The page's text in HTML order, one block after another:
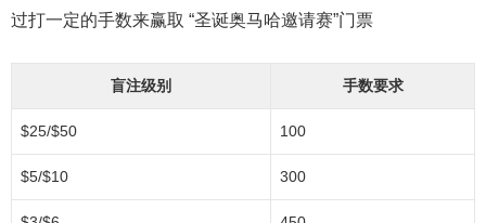
过打一定的手数来赢取 “圣诞奥马哈邀请赛”门票
盲注级别 手数要求
$25/$50 100
$5/$10 300